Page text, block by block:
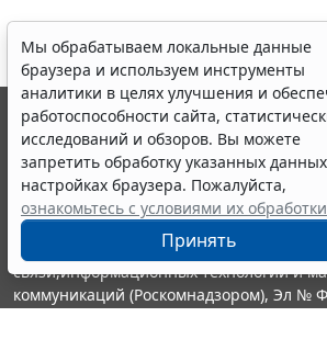
Мы обрабатываем локальные данные
браузера и используем инструменты
аналитики в целях улучшения и
работоспособности сайта,
исследований и обзоров. Вы можете
запретить обработку указанных
настройках браузера. Пожалуйста,
ознакомьтесь с условиями их обработки
Принять
© ООО "НПП "ГАРАНТ-СЕРВИС", 2026.
выпускается с 1990 года. Компания
являются участниками Российской
информации ГАРАНТ.
Портал ГАРАНТ.РУ зарегистрирован в
издания Федеральной службой по
связи,информационных технологий и
коммуникаций (Роскомнадзором), Эл №